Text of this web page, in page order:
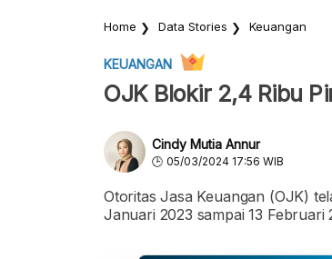
Home Data Stories Keuangan
KEUANGAN
OJK Blokir 2,4 Ribu
Cindy Mutia Annur
05/03/2024 17:56 WIB
Otoritas Jasa Keuangan (OJK)
Januari 2023 sampai 13 Februari